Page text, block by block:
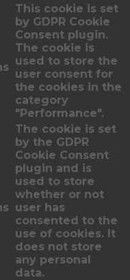
This cookie is set
by GDPR Cookie
Consent plugin.
The cookie is
used to store the
user consent for
the cookies in the
category
"Performance".
The cookie is set
by the GDPR
Cookie Consent
plugin and is
used to store
whether or not
user has
consented to the
use of cookies. It
does not store
any personal
data.